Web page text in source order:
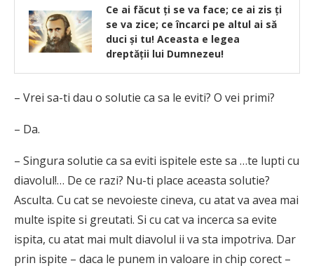
Ce ai făcut ţi se va face; ce ai zis ţi
se va zice; ce încarci pe altul ai să
duci şi tu! Aceasta e legea
dreptății lui Dumnezeu!
– Vrei sa-ti dau o solutie ca sa le eviti? O vei primi?
– Da.
– Singura solutie ca sa eviti ispitele este sa …te lupti cu
diavolul!… De ce razi? Nu-ti place aceasta solutie?
Asculta. Cu cat se nevoieste cineva, cu atat va avea mai
multe ispite si greutati. Si cu cat va incerca sa evite
ispita, cu atat mai mult diavolul ii va sta impotriva. Dar
prin ispite – daca le punem in valoare in chip corect –